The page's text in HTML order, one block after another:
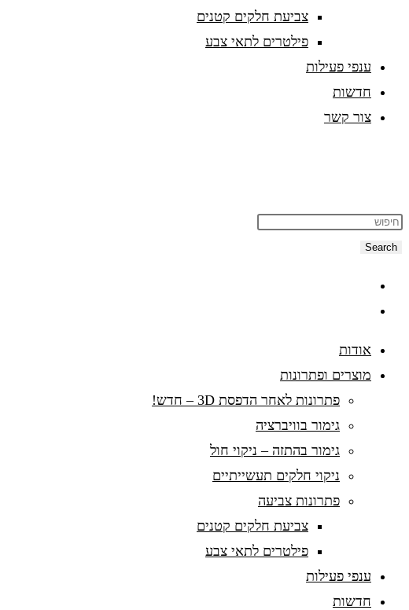
צביעת חלקים קטנים
פילטרים לתאי צבע
ענפי פעילות
חדשות
צור קשר
Search
אודות
מוצרים ופתרונות
פתרונות לאחר הדפסת 3D – חדש!
גימור בוויברציה
גימור בהתזה – ניקוי חול
ניקוי חלקים תעשייתיים
פתרונות צביעה
צביעת חלקים קטנים
פילטרים לתאי צבע
ענפי פעילות
חדשות